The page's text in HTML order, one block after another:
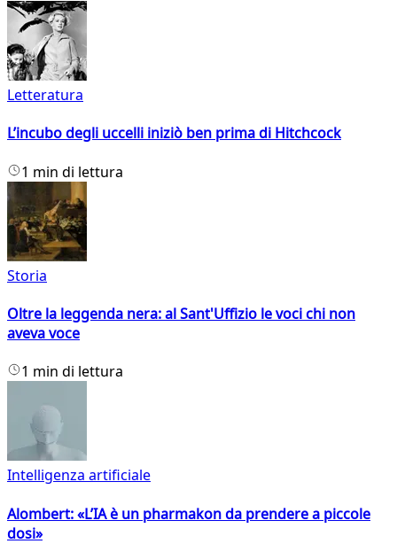
Letteratura
L’incubo degli uccelli iniziò ben prima di Hitchcock
1 min di lettura
Storia
Oltre la leggenda nera: al Sant'Uffizio le voci chi non
aveva voce
1 min di lettura
Intelligenza artificiale
Alombert: «L’IA è un pharmakon da prendere a piccole
dosi»